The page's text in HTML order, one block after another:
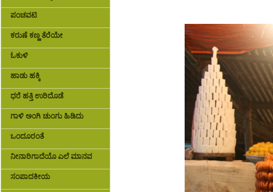
ಪಂಚವಟಿ
ಕರುಣೆ ಕಣ್ಣ ತೆರೆಯೇ
ಓಕುಳಿ
ಹಾಡು ಹಕ್ಕಿ
ಧರೆ ಹತ್ತಿ ಉರಿದೊಡೆ
ಗಾಳಿ ಅಂಗಿ ಚುಂಗು ಹಿಡಿದು
ಒಂದೂರಂತೆ
ನೀನಾರಿಗಾದೆಯೊ ಎಲೆ ಮಾನವ
ಸಂಪಾದಕೀಯ